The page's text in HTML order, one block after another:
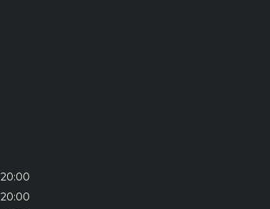
20:00
20:00